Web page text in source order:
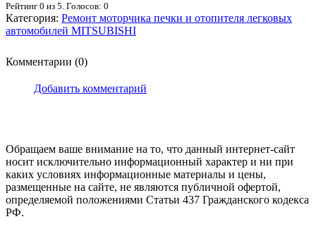
Рейтинг 0 из 5. Голосов: 0
Категория: Ремонт моторчика печки и отопителя легковых
автомобилей MITSUBISHI
Комментарии (0)
Добавить комментарий
Обращаем ваше внимание на то, что данный интернет-сайт
носит исключительно информационный характер и ни при
каких условиях информационные материалы и цены,
размещенные на сайте, не являются публичной офертой,
определяемой положениями Статьи 437 Гражданского кодекса
РФ.